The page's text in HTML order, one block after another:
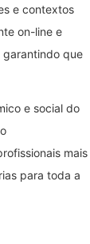
e contextos
on-line e
garantindo que
e social do
mais
para toda a